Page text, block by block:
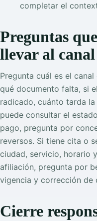
completar el
Preguntas
llevar al
Pregunta cuál es el
qué documento falta, si
radicado, cuánto tarda
puede consultar el
pago, pregunta por
reversos. Si tiene cita o
ciudad, servicio, horario
afiliación, pregunta por
vigencia y corrección de
Cierre